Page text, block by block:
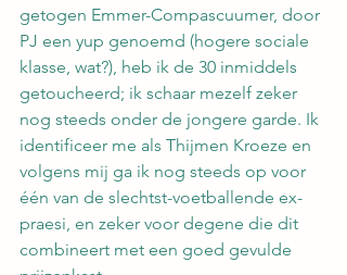
getogen Emmer-Compascuumer, door
PJ een yup genoemd (hogere sociale
klasse, wat?), heb ik de 30 inmiddels
getoucheerd; ik schaar mezelf zeker
nog steeds onder de jongere garde. Ik
identificeer me als Thijmen Kroeze en
volgens mij ga ik nog steeds op voor
één van de slechtst-voetballende ex-
praesi, en zeker voor degene die dit
combineert met een goed gevulde